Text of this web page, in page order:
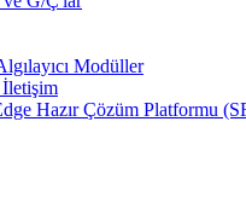
Modüller
Hazır Çözüm Platformu